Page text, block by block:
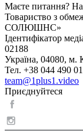
Маєте питання?
Товариство з
СОЛЮШНС»
Ідентифікатор
02188
Україна, 04080, м.
Тел. +38 044 490
team@1plus1.video
Приєднуйтеся